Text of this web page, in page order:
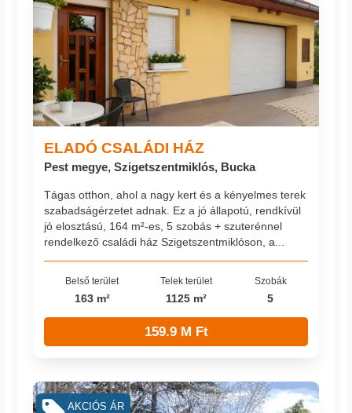
ELADÓ CSALÁDI HÁZ
Pest megye, Szigetszentmiklós, Bucka
Tágas otthon, ahol a nagy kert és a kényelmes terek
szabadságérzetet adnak. Ez a jó állapotú, rendkívül
jó elosztású, 164 m²-es, 5 szobás + szuterénnel
rendelkező családi ház Szigetszentmiklóson, a...
Belső terület
163 m²
Telek terület
1125 m²
Szobák
5
159.9 M Ft
AKCIÓS ÁR